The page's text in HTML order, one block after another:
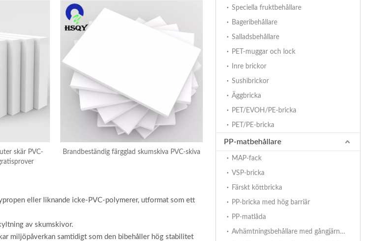
skär PVC-
Brandbeständig färgglad skumskiva PVC-skiva
eller liknande icke-PVC-polymerer, utformat som ett
av skumskivor.
miljöpåverkan samtidigt som den bibehåller hög stabilitet
Speciella fruktbehållare
Bageribehållare
Salladsbehållare
PET-muggar och lock
Inre brickor
Sushibrickor
Äggbricka
PET/EVOH/PE-bricka
PET/PE-bricka
PP-matbehållare
MAP-fack
VSP-bricka
Färskt köttbricka
PP-bricka med hög barriär
PP-matlåda
Avhämtningsbehållare med gångjärnslock